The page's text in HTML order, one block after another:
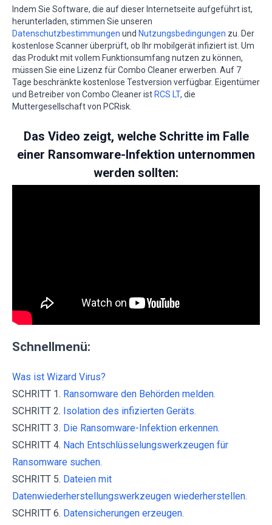
Indem Sie Software, die auf dieser Internetseite aufgeführt ist,
herunterladen, stimmen Sie unseren
Datenschutzbestimmungen und Nutzungsbedingungen zu. Der
kostenlose Scanner überprüft, ob Ihr mobilgerät infiziert ist. Um
das Produkt mit vollem Funktionsumfang nutzen zu können,
müssen Sie eine Lizenz für Combo Cleaner erwerben. Auf 7
Tage beschränkte kostenlose Testversion verfügbar. Eigentümer
und Betreiber von Combo Cleaner ist RCS LT, die
Muttergesellschaft von PCRisk.
Das Video zeigt, welche Schritte im Falle
einer Ransomware-Infektion unternommen
werden sollten:
Schnellmenü:
Was ist Wizard Virus?
SCHRITT 1. Ransomware den Behörden melden.
SCHRITT 2. Isolation des infizierten Geräts.
SCHRITT 3. Die Ransomware-Infektion erkennen.
SCHRITT 4. Nach Entschlüsselungswerkzeugen für
Ransomware suchen.
SCHRITT 5. Dateien mit
Datenwiederherstellungswerkzeugen wiederherstellen.
SCHRITT 6. Datensicherungen erzeugen.